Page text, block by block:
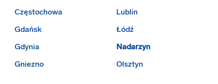
Częstochowa
Gdańsk
Gdynia
Gniezno
Lublin
Łódź
Nadarzyn
Olsztyn